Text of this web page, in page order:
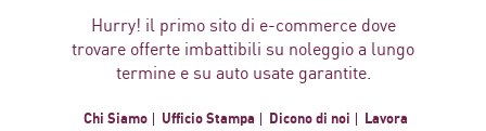
Hurry! il primo sito di e-commerce dove
trovare offerte imbattibili su noleggio a lungo
termine e su auto usate garantite.
Chi Siamo Ufficio Stampa Dicono di noi Lavora